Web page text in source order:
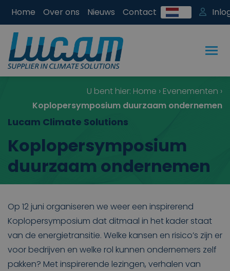
Home Over ons Nieuws Contact
Lucam Climate Solutions
Koplopersymposium
duurzaam ondernemen
U bent hier: Home › Evenementen ›
Koplopersymposium duurzaam ondernemen
Op 12 juni organiseren we weer een inspirerend
Koplopersymposium dat ditmaal in het kader staat
van de energietransitie. Welke kansen en risico’s zijn er
voor bedrijven en welke rol kunnen ondernemers zelf
pakken? Met inspirerende lezingen, verhalen van